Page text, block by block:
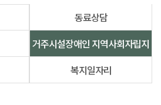
동료상담
거주시설장애인 지역사회자립지
원
복지일자리